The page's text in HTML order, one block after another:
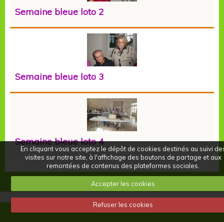
Semaine bleue loto 2
Semaine bleue loto 3
Semaine bleue loto 4
En cliquant vous acceptez le dépôt de cookies destinés au suivi
visites sur notre site, à l'affichage des boutons de partage et aux
remontées de contenus des plateformes sociales.
Accepter les cookies
Refuser les cookies